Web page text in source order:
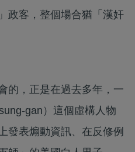
政客，整個場合猶「漢奸
的，正是在過去多年，一
gan）這個虛構人物
發表煽動資訊、在反修例